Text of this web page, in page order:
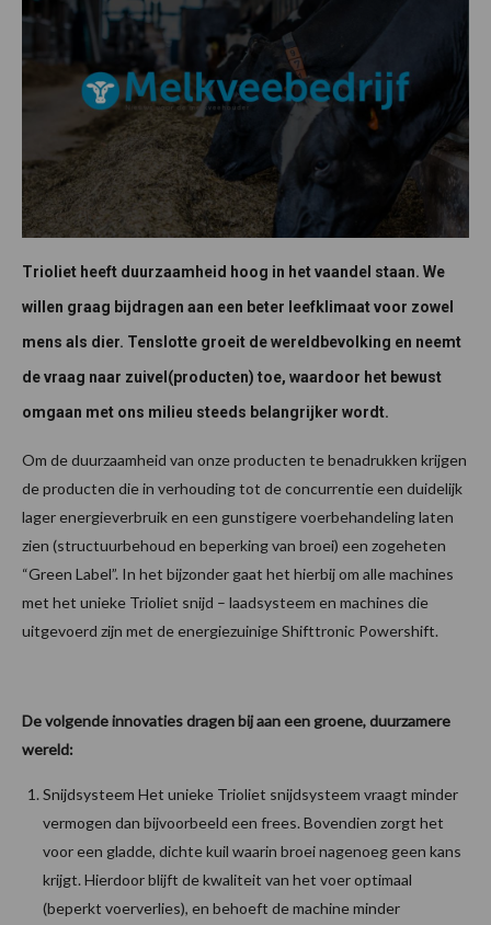
Trioliet heeft duurzaamheid hoog in het vaandel staan. We
willen graag bijdragen aan een beter leefklimaat voor zowel
mens als dier. Tenslotte groeit de wereldbevolking en neemt
de vraag naar zuivel(producten) toe, waardoor het bewust
omgaan met ons milieu steeds belangrijker wordt.
Om de duurzaamheid van onze producten te benadrukken krijgen
de producten die in verhouding tot de concurrentie een duidelijk
lager energieverbruik en een gunstigere voerbehandeling laten
zien (structuurbehoud en beperking van broei) een zogeheten
“Green Label”. In het bijzonder gaat het hierbij om alle machines
met het unieke Trioliet snijd – laadsysteem en machines die
uitgevoerd zijn met de energiezuinige Shifttronic Powershift.
De volgende innovaties dragen bij aan een groene, duurzamere
wereld:
Snijdsysteem Het unieke Trioliet snijdsysteem vraagt minder
vermogen dan bijvoorbeeld een frees. Bovendien zorgt het
voor een gladde, dichte kuil waarin broei nagenoeg geen kans
krijgt. Hierdoor blijft de kwaliteit van het voer optimaal
(beperkt voerverlies), en behoeft de machine minder